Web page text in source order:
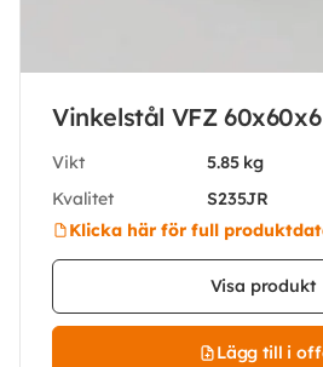
Vinkelstål VFZ
Vikt
5.85 kg
Kvalitet
S235JR
Klicka här för full
Visa produkt
Lägg till i